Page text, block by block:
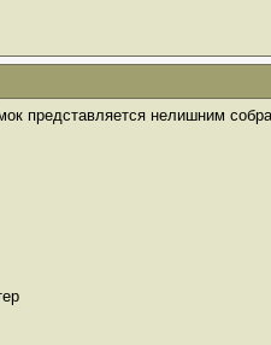
представляется нелишним